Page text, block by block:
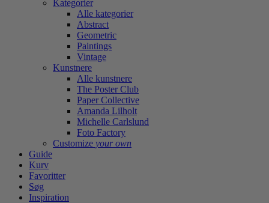
Kategorier
Alle kategorier
Abstract
Geometric
Paintings
Vintage
Kunstnere
Alle kunstnere
The Poster Club
Paper Collective
Amanda Lilholt
Michelle Carlslund
Foto Factory
Customize your own
Guide
Kurv
Favoritter
Søg
Inspiration